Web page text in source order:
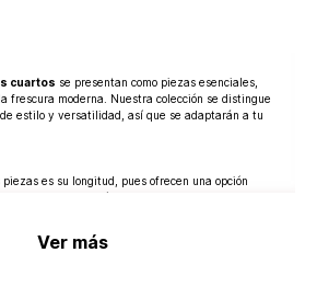
cuartos se presentan como piezas esenciales,
frescura moderna. Nuestra colección se distingue
estilo y versatilidad, así que se adaptarán a tu
es su longitud, pues ofrecen una opción
largas y cortas. Así que, son perfectas para diversas
Ver más